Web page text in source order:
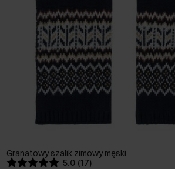
Granatowy szalik zimowy męski
5.0 (17)